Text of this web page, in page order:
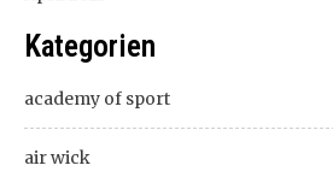
Kategorien
academy of sport
air wick